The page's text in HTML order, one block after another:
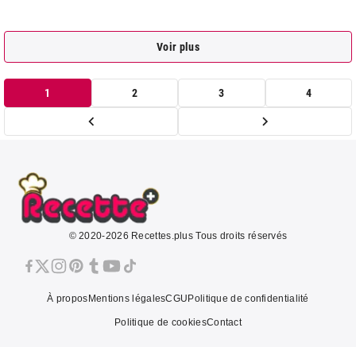
Voir plus
1 2 3 4
© 2020-2026 Recettes.plus Tous droits réservés
À propos Mentions légalesCGU Politique de confidentialité
Politique de cookiesContact